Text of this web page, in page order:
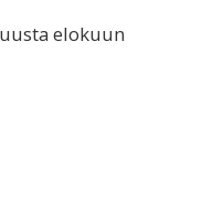
elokuun